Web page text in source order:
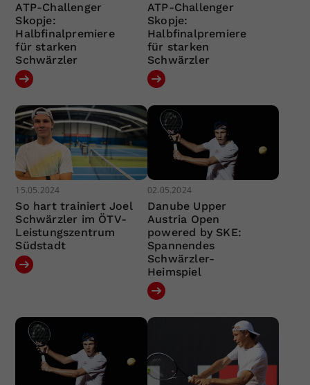
ATP-Challenger
Skopje:
Halbfinalpremiere
für starken
Schwärzler
ATP-Challenger
Skopje:
Halbfinalpremiere
für starken
Schwärzler
15.05.2024
So hart trainiert Joel
Schwärzler im ÖTV-
Leistungszentrum
Südstadt
02.05.2024
Danube Upper
Austria Open
powered by SKE:
Spannendes
Schwärzler-
Heimspiel